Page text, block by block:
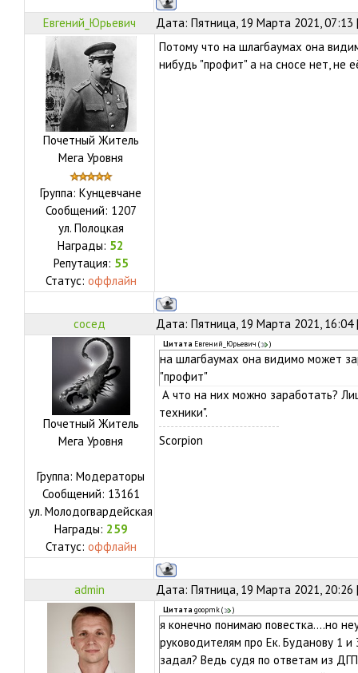
Евгений_Юрьевич Дата: Пятница, 19 Марта 2021,
Почетный Житель
Мега Уровня
Группа: Кунцевчане
Сообщений: 1207
ул. Полоцкая
Награды: 52
Репутация: 55
Статус: оффлайн
Потому что на шлагбаумах она
нибудь "профит" а на сносе нет, не
сосед Дата: Пятница, 19 Марта 2021,
Почетный Житель
Мега Уровня
Группа: Модераторы
Сообщений: 13161
ул. Молодогвардейская
Награды: 259
Статус: оффлайн
Цитата Евгений_Юрьевич ( )
на шлагбаумах она видимо может
"профит"
А что на них можно заработать?
техники".
Scorpion
admin Дата: Пятница, 19 Марта 2021,
Цитата goopmk( )
я конечно понимаю повестка....но
руководителям про Ек. Буданову 1
задал? Ведь судя по ответам из